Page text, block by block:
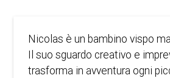
Nicolas è un bambino vispo
Il suo sguardo creativo e
trasforma in avventura ogni